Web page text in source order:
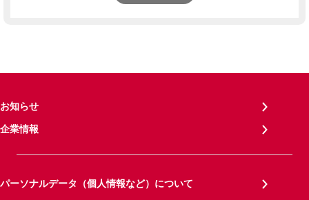
お知らせ
企業情報
パーソナルデータ（個人情報など）について